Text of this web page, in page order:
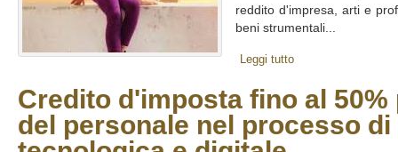
reddito d'impresa, arti e
beni strumentali...
Leggi tutto
Credito d'imposta fino al
del personale nel processo